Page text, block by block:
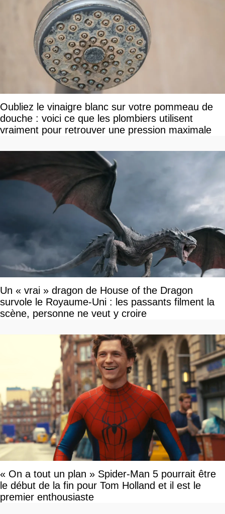
Oubliez le vinaigre blanc sur votre pommeau de
douche : voici ce que les plombiers utilisent
vraiment pour retrouver une pression maximale
Un « vrai » dragon de House of the Dragon
survole le Royaume-Uni : les passants filment la
scène, personne ne veut y croire
« On a tout un plan » Spider-Man 5 pourrait être
le début de la fin pour Tom Holland et il est le
premier enthousiaste